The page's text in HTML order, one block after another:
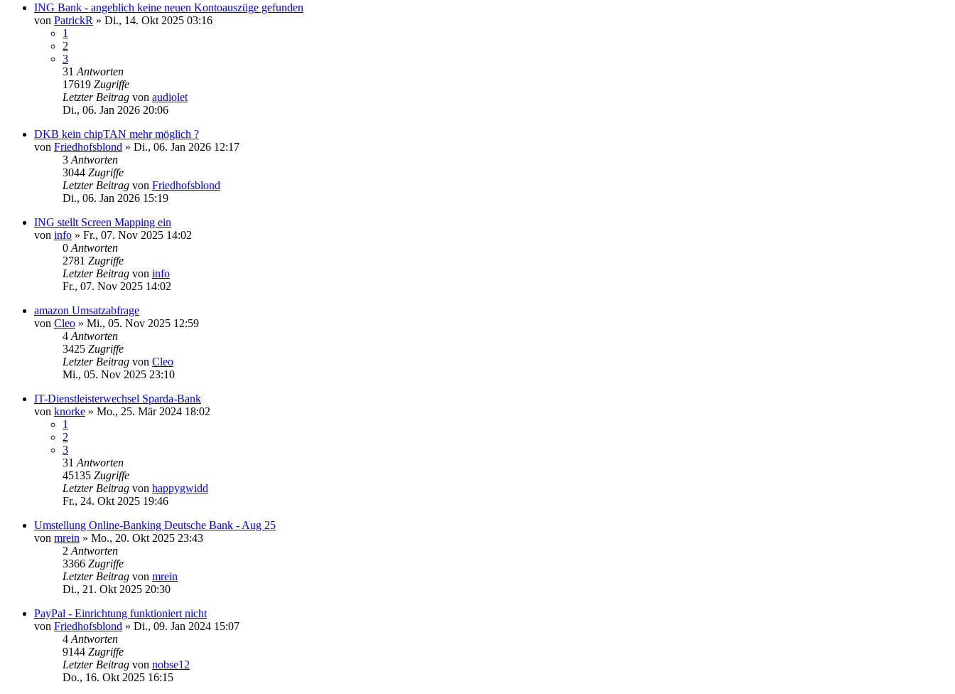
ING Bank - angeblich keine neuen Kontoauszüge gefunden
von PatrickR » Di., 14. Okt 2025 03:16
1
2
3
31 Antworten
17619 Zugriffe
Letzter Beitrag von audiolet
Di., 06. Jan 2026 20:06
DKB kein chipTAN mehr möglich ?
von Friedhofsblond » Di., 06. Jan 2026 12:17
3 Antworten
3044 Zugriffe
Letzter Beitrag von Friedhofsblond
Di., 06. Jan 2026 15:19
ING stellt Screen Mapping ein
von info » Fr., 07. Nov 2025 14:02
0 Antworten
2781 Zugriffe
Letzter Beitrag von info
Fr., 07. Nov 2025 14:02
amazon Umsatzabfrage
von Cleo » Mi., 05. Nov 2025 12:59
4 Antworten
3425 Zugriffe
Letzter Beitrag von Cleo
Mi., 05. Nov 2025 23:10
IT-Dienstleisterwechsel Sparda-Bank
von knorke » Mo., 25. Mär 2024 18:02
1
2
3
31 Antworten
45135 Zugriffe
Letzter Beitrag von happygwidd
Fr., 24. Okt 2025 19:46
Umstellung Online-Banking Deutsche Bank - Aug 25
von mrein » Mo., 20. Okt 2025 23:43
2 Antworten
3366 Zugriffe
Letzter Beitrag von mrein
Di., 21. Okt 2025 20:30
PayPal - Einrichtung funktioniert nicht
von Friedhofsblond » Di., 09. Jan 2024 15:07
4 Antworten
9144 Zugriffe
Letzter Beitrag von nobse12
Do., 16. Okt 2025 16:15